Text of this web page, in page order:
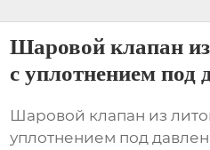
Шаровой клапан
с уплотнением под
Шаровой клапан из
уплотнением под